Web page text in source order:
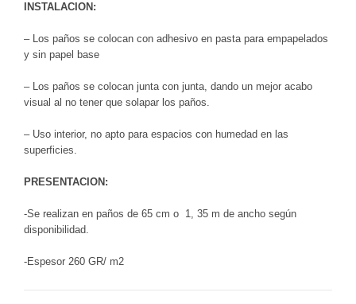
INSTALACION:
– Los paños se colocan con adhesivo en pasta para empapelados
y sin papel base
– Los paños se colocan junta con junta, dando un mejor acabo
visual al no tener que solapar los paños.
– Uso interior, no apto para espacios con humedad en las
superficies.
PRESENTACION:
-Se realizan en paños de 65 cm o 1, 35 m de ancho según
disponibilidad.
-Espesor 260 GR/ m2